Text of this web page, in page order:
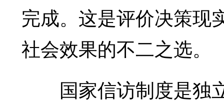
完成。这是评价决策现
社会效果的不二之选。
国家信访制度是独